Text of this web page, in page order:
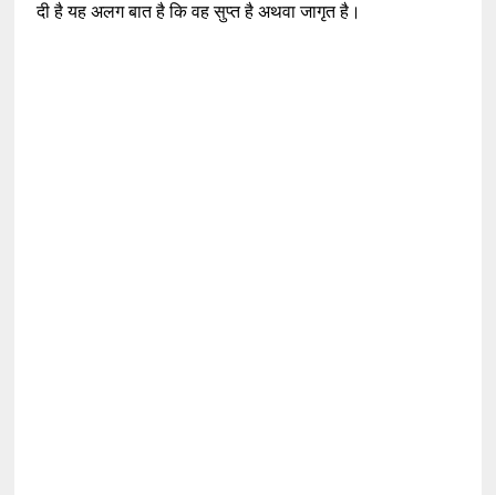
दी है यह अलग बात है कि वह सुप्त है अथवा जागृत है।